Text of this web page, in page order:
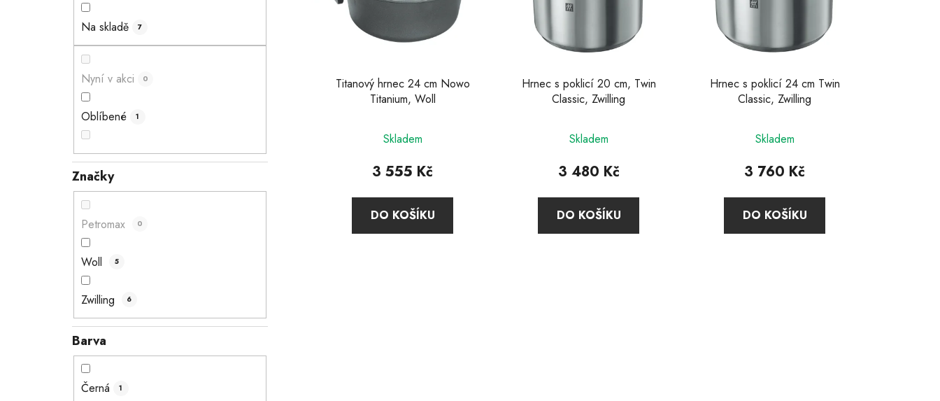
Na skladě 7
Nyní v akci 0
Oblíbené 1
Značky
Petromax 0
Woll 5
Zwilling 6
Barva
Černá 1
Titanový hrnec 24 cm Nowo
Titanium, Woll
hodnocení
produktu
4,0
z
Skladem
3 555 Kč
DO KOŠÍKU
Hrnec s poklicí 20 cm, Twin
Classic, Zwilling
hodnocení
produktu
3,9
z
Skladem
3 480 Kč
DO KOŠÍKU
Hrnec s poklicí 24 cm Twin
Classic, Zwilling
hodnocení
produktu
4,9
z
Skladem
3 760 Kč
DO KOŠÍKU